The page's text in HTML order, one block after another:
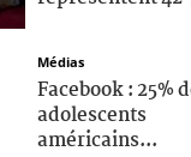
Médias
Facebook : 25%
adolescents
américains...